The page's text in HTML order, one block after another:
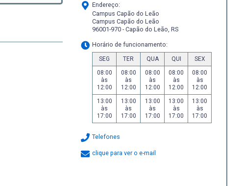
Endereço:
Campus Capão do Leão
Campus Capão do Leão
96001-970 - Capão do Leão, RS
Horário de funcionamento:
SEG TER QUA QUI
SEX
08:00
às
12:00
08:00
às
12:00
08:00
às
12:00
08:00
às
12:00
08:00
às
12:00
13:00
às
17:00
13:00
às
17:00
13:00
às
17:00
13:00
às
17:00
13:00
às
17:00
Telefones
clique para ver o e-mail